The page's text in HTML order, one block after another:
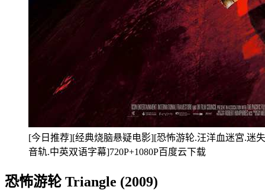
[今日推荐][经典烧脑悬疑电影][恐怖游轮.汪洋血迷宮.迷
音轨.中英双语字幕]720P+1080P百度云下载
恐怖游轮 Triangle (2009)